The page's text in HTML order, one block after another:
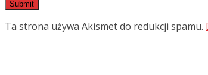
Ta strona używa Akismet do redukcji spamu.